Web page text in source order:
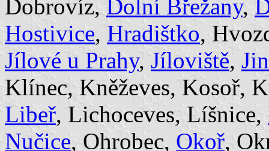
Dobrovíz, Dolní Břežany,
Hostivice, Hradištko,
Jílové u Prahy, Jíloviště,
Klínec, Kněževes, Kosoř,
Libeř, Lichoceves, Líšnice,
Nučice, Ohrobec, Okoř,